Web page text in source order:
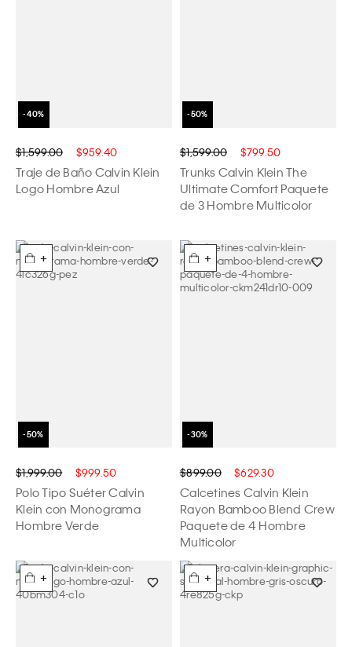
$1,599.00 $959.40
Traje de Baño Calvin Klein
Logo Hombre Azul
$1,599.00 $799.50
Trunks Calvin Klein The
Ultimate Comfort Paquete
de 3 Hombre Multicolor
+
$1,999.00 $999.50
Polo Tipo Suéter Calvin
Klein con Monograma
Hombre Verde
+
$899.00 $629.30
Calcetines Calvin Klein
Rayon Bamboo Blend Crew
Paquete de 4 Hombre
Multicolor
+ +